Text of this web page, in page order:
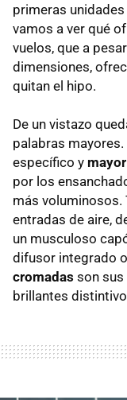
primeras
vamos a ver qué
vuelos, que a
dimensiones,
quitan el hipo.
De un vistazo
palabras
específico y
por los
más voluminosos.
entradas de aire,
un musculoso
difusor integrado
cromadas son sus
brillantes